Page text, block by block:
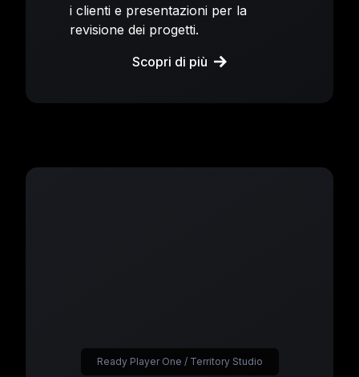
i clienti e presentazioni per la
revisione dei progetti.
Scopri di più
Ready Player One / Territory Studio